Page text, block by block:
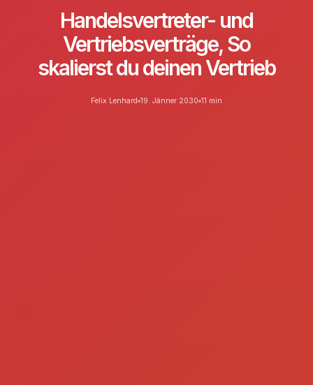
Handelsvertreter- und
Vertriebsverträge, So
skalierst du deinen Vertrieb
Felix Lenhard 19. Jänner 2030 11 min